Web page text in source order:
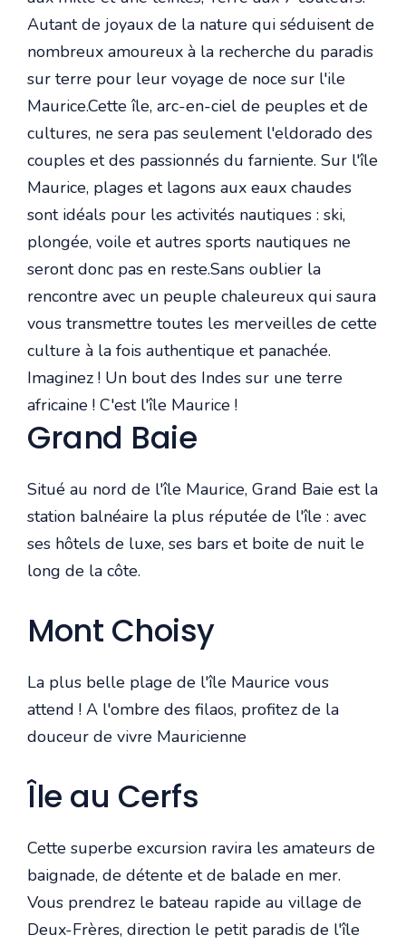
Autant de joyaux de la nature qui séduisent de
nombreux amoureux à la recherche du paradis
sur terre pour leur voyage de noce sur l'ile
Maurice.Cette île, arc-en-ciel de peuples et de
cultures, ne sera pas seulement l'eldorado des
couples et des passionnés du farniente. Sur l'île
Maurice, plages et lagons aux eaux chaudes
sont idéals pour les activités nautiques : ski,
plongée, voile et autres sports nautiques ne
seront donc pas en reste.Sans oublier la
rencontre avec un peuple chaleureux qui saura
vous transmettre toutes les merveilles de cette
culture à la fois authentique et panachée.
Imaginez ! Un bout des Indes sur une terre
africaine ! C'est l'île Maurice !
Grand Baie
Situé au nord de l'île Maurice, Grand Baie est la
station balnéaire la plus réputée de l'île : avec
ses hôtels de luxe, ses bars et boite de nuit le
long de la côte.
Mont Choisy
La plus belle plage de l'île Maurice vous
attend ! A l'ombre des filaos, profitez de la
douceur de vivre Mauricienne
Île au Cerfs
Cette superbe excursion ravira les amateurs de
baignade, de détente et de balade en mer.
Vous prendrez le bateau rapide au village de
Deux-Frères, direction le petit paradis de l'île